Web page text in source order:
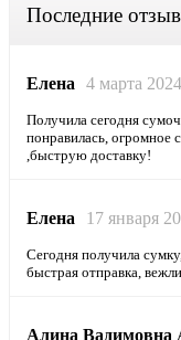
Последние
Елена 4 марта
Получила сегодня
понравилась, огромное
,быструю доставку!
Елена 17 января
Сегодня получила
быстрая отправка,
Алина Вадимовна